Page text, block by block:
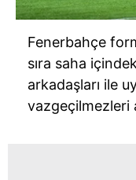
Fenerbahçe
sıra saha
arkadaşları ile
vazgeçilmezleri